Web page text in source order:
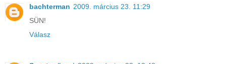
bachterman 2009. március 23. 11:29
SÜN!
Válasz